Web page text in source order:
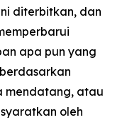
diterbitkan, dan
apa pun yang
mendatang, atau
oleh